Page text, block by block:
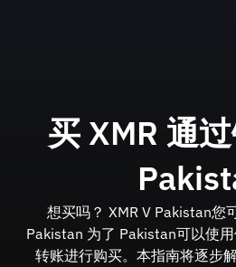
买 XMR 通
想买吗？ XMR V Pakistan您
Pakistan 为了 Pakistan可以使
转账进行购买。本指南将逐步